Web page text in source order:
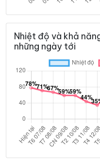
Nhiệt độ và khả
những ngày tới